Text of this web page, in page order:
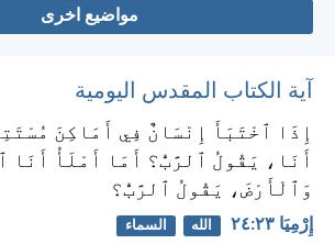
مواضيع اخرى
آية الكتاب المقدس اليومية
إِذَا ٱخْتَبَأَ إِنْسَانٌ فِي أَمَاكِنَ
أَنَا، يَقُولُ ٱلرَّبُّ؟ أَمَا أَمْلَأُ أَنَا
وَٱلْأَرْضَ، يَقُولُ ٱلرَّبُّ؟
إِرْمِيَا ٢٣:‏٢٤ الله السماء